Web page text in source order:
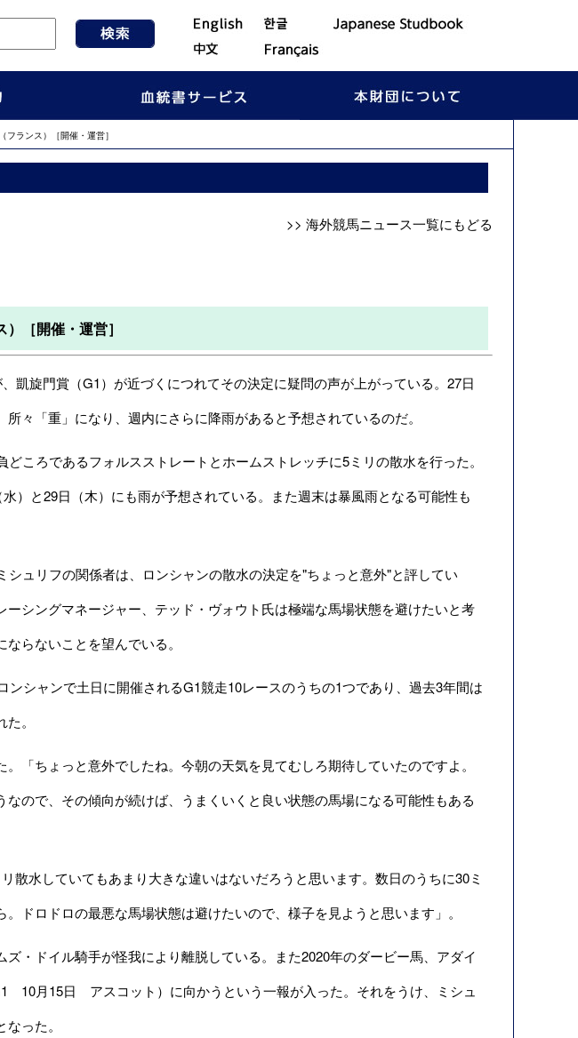
ランス）［開催・運営］
>> 海外競馬ニュース一覧にもどる
［開催・運営］
凱旋門賞（G1）が近づくにつれてその決定に疑問の声が上がっている。27日
々「重」になり、週内にさらに降雨があると予想されているのだ。
ころであるフォルスストレートとホームストレッチに5ミリの散水を行った。
）と29日（木）にも雨が予想されている。また週末は暴風雨となる可能性も
ュリフの関係者は、ロンシャンの散水の決定を"ちょっと意外"と評してい
シングマネージャー、テッド・ヴォウト氏は極端な馬場状態を避けたいと考
らないことを望んでいる。
シャンで土日に開催されるG1競走10レースのうちの1つであり、過去3年間は
。
「ちょっと意外でしたね。今朝の天気を見てむしろ期待していたのですよ。
ので、その傾向が続けば、うまくいくと良い状態の馬場になる可能性もある
散水していてもあまり大きな違いはないだろうと思います。数日のうちに30ミ
ドロドロの最悪な馬場状態は避けたいので、様子を見ようと思います」。
・ドイル騎手が怪我により離脱している。また2020年のダービー馬、アダイ
10月15日 アスコット）に向かうという一報が入った。それをうけ、ミシュ
った。